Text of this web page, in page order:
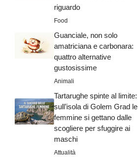
riguardo
Food
Guanciale, non solo
amatriciana e carbonara:
quattro alternative
gustosissime
Animali
Tartarughe spinte al limite:
sull’isola di Golem Grad le
femmine si gettano dalle
scogliere per sfuggire ai
maschi
Attualità